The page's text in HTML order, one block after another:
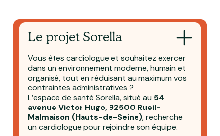
Le projet Sorella
Vous êtes cardiologue et souhaitez exercer
dans un environnement moderne, humain et
organisé, tout en réduisant au maximum vos
contraintes administratives ?
L’espace de santé Sorella, situé au 54
avenue Victor Hugo, 92500 Rueil-
Malmaison (Hauts-de-Seine), recherche
un cardiologue pour rejoindre son équipe.